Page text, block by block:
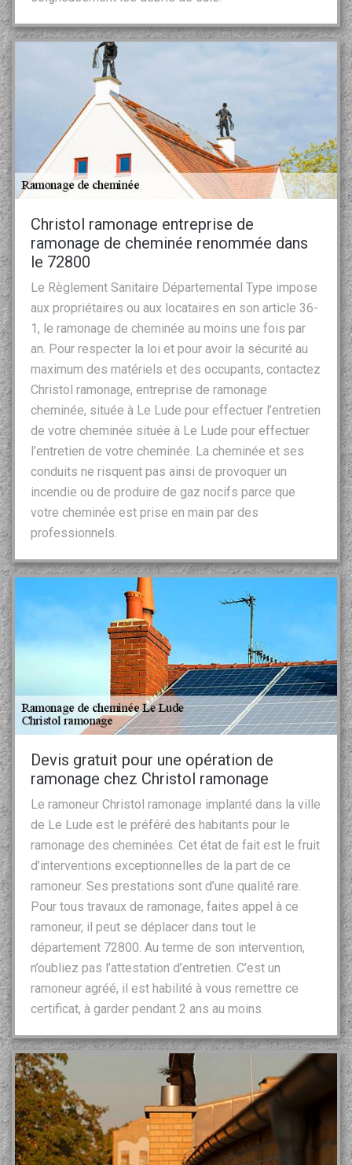
Christol ramonage entreprise de
ramonage de cheminée renommée dans
le 72800
Le Règlement Sanitaire Départemental Type impose
aux propriétaires ou aux locataires en son article 36-
1, le ramonage de cheminée au moins une fois par
an. Pour respecter la loi et pour avoir la sécurité au
maximum des matériels et des occupants, contactez
Christol ramonage, entreprise de ramonage
cheminée, située à Le Lude pour effectuer l’entretien
de votre cheminée située à Le Lude pour effectuer
l’entretien de votre cheminée. La cheminée et ses
conduits ne risquent pas ainsi de provoquer un
incendie ou de produire de gaz nocifs parce que
votre cheminée est prise en main par des
professionnels.
Devis gratuit pour une opération de
ramonage chez Christol ramonage
Le ramoneur Christol ramonage implanté dans la ville
de Le Lude est le préféré des habitants pour le
ramonage des cheminées. Cet état de fait est le fruit
d’interventions exceptionnelles de la part de ce
ramoneur. Ses prestations sont d’une qualité rare.
Pour tous travaux de ramonage, faites appel à ce
ramoneur, il peut se déplacer dans tout le
département 72800. Au terme de son intervention,
n’oubliez pas l’attestation d’entretien. C’est un
ramoneur agréé, il est habilité à vous remettre ce
certificat, à garder pendant 2 ans au moins.